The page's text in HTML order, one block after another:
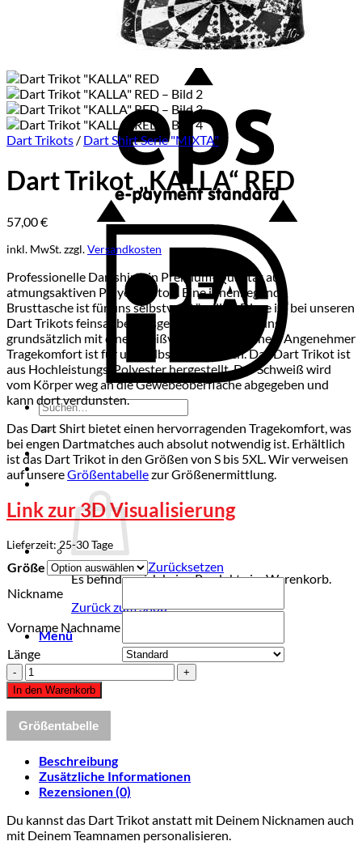
Suchen
nach:
Es befinden sich keine Produkte im Warenkorb.
Zurück zum Shop
Menü
Dart Trikots / Dart Shirt Serie "MIXTA"
Dart Trikot „KALLA“ RED
57,00€
inkl. MwSt.zzgl.Versandkosten
Professionelle Dartshirts in Premium-Qualität aus
atmungsaktiven Polyesterstoff. Eine innenliegende
Brusttasche ist für uns selbstverständlich. Diese ist bei unseren
Dart Trikots feinsauber ausgearbeitet und bei uns
grundsätzlich mit einem Reißverschluss versehen. Angenehmer
Tragekomfort ist für uns selbstverständlich. Das Dart Trikot ist
aus Hochleistungs-Polyester hergestellt. Der Schweiß wird
vom Körper weg an die Gewebeoberfläche abgegeben und
kann dort verdunsten.
Das Dart Shirt bietet einen hervorragenden Tragekomfort, was
bei engen Dartmatches auch absolut notwendig ist. Erhältlich
ist das Dart Trikot in den Größen von S bis 5XL. Wir verweisen
auf unsereGrößentabellezur Größenermittlung.
Link zur 3D Visualisierung
Lieferzeit: 25-30 Tage
Größe
Zurücksetzen
Nickname
Vorname Nachname
Länge
Dart
Trikot
"KALLA"
RED
Menge
In den Warenkorb
Größentabelle
Beschreibung
Zusätzliche Informationen
Rezensionen (0)
Du kannst das Dart Trikot anstatt mit Deinem Nicknamen auch
mit Deinem Teamnamen personalisieren.